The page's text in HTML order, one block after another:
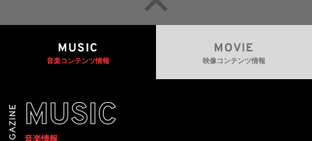
MUSIC
音楽コンテンツ情報
MOVIE
映像コンテンツ情報
MUSIC
音楽情報